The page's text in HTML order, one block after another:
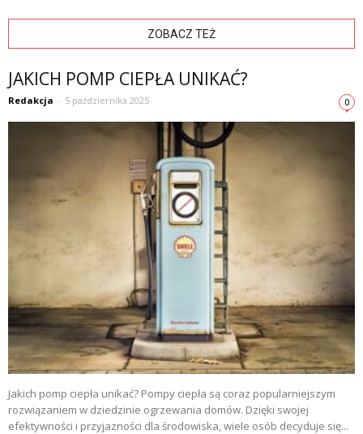
ZOBACZ TEŻ
JAKICH POMP CIEPŁA UNIKAĆ?
Redakcja - 5 października 2025 0
Jakich pomp ciepła unikać? Pompy ciepła są coraz popularniejszym
rozwiązaniem w dziedzinie ogrzewania domów. Dzięki swojej
efektywności i przyjazności dla środowiska, wiele osób decyduje się...